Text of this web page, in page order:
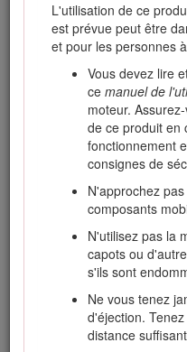
L'utilisation de ce
est prévue peut être
et pour les personnes
Vous devez lire
ce manuel de
moteur.
de ce produit en
fonctionnement
consignes de
N'approchez
composants
N'utilisez pas la
capots ou
s'ils sont
Ne vous tenez
d'éjection.
distance
régulièrement dans les
espaces verts
couper les broussailles et
routes ni pour des
Lisez attentivement cette
utiliser et entretenir
l'endommager ou de vous
l'utilisation sûre et
www.Toro.com pour tout
et à l'utilisation des
concernant un produit ou
l'adresse des
Pour obtenir des
d'origine ou des
munissez-vous des